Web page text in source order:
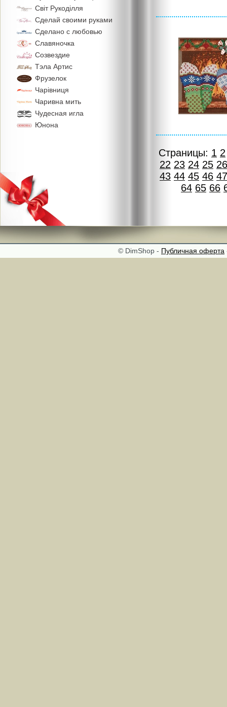
Свiт Рукодiлля
Сделай своими руками
Сделано с любовью
Славяночка
Созвездие
Тэла Артис
Фрузелок
Чарiвниця
Чаривна мить
Чудесная игла
Юнона
Страницы: 1 2
22 23 24 25 26
43 44 45 46 47
64 65 66
© DimShop - Публичная оферта